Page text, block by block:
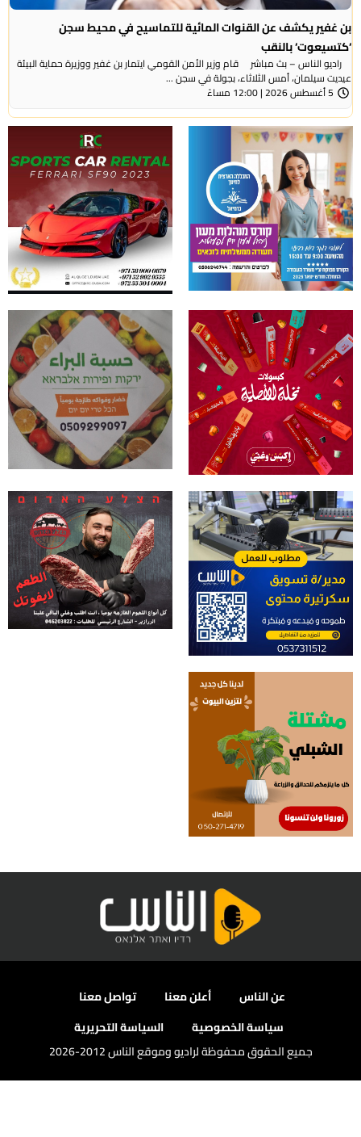
بن غفير يكشف عن القنوات المائية للتماسيح في محيط سجن
‘كتسيعوت‘ بالنقب
راديو الناس – بث مباشر قام وزير الأمن القومي ايتمار بن غفير ووزيرة حماية البيئة
عيديت سيلمان، أمس الثلاثاء، بجولة في سجن ...
5 أغسطس 2026 | 12:00 مساءً
عن الناس أعلن معنا
تواصل معنا
سياسة الخصوصية
السياسة التحريرية
جميع الحقوق محفوظة لراديو وموقع الناس 2012-2026